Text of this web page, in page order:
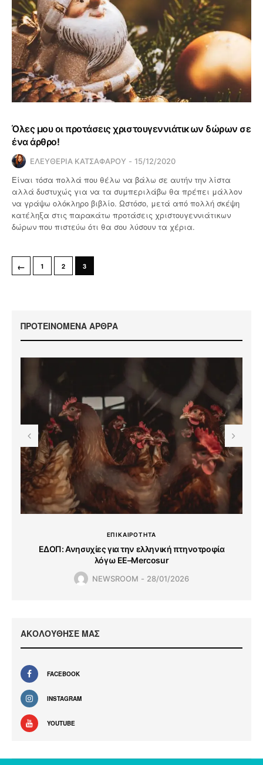
Όλες μου οι προτάσεις χριστουγεννιάτικων δώρων σε
ένα άρθρο!
ΕΛΕΥΘΕΡΙΑ ΚΑΤΣΑΦΑΡΟΥ 15/12/2020
Είναι τόσα πολλά που θέλω να βάλω σε αυτήν την λίστα
αλλά δυστυχώς για να τα συμπεριλάβω θα πρέπει μάλλον
να γράψω ολόκληρο βιβλίο. Ωστόσο, μετά από πολλή σκέψη
κατέληξα στις παρακάτω προτάσεις χριστουγεννιάτικων
δώρων που πιστεύω ότι θα σου λύσουν τα χέρια.
← 1 2 3
ΠΡΟΤΕΙΝΟΜΕΝΑ ΑΡΘΡΑ
ΕΠΙΚΑΙΡΟΤΗΤΑ
ΕΔΟΠ: Ανησυχίες για την ελληνική πτηνοτροφία
λόγω ΕΕ–Mercosur
NEWSROOM 28/01/2026
ΑΚΟΛΟΥΘΗΣΕ ΜΑΣ
FACEBOOK
INSTAGRAM
YOUTUBE